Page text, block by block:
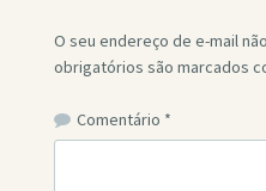
O seu endereço de e-mail
obrigatórios são marcados
Comentário *